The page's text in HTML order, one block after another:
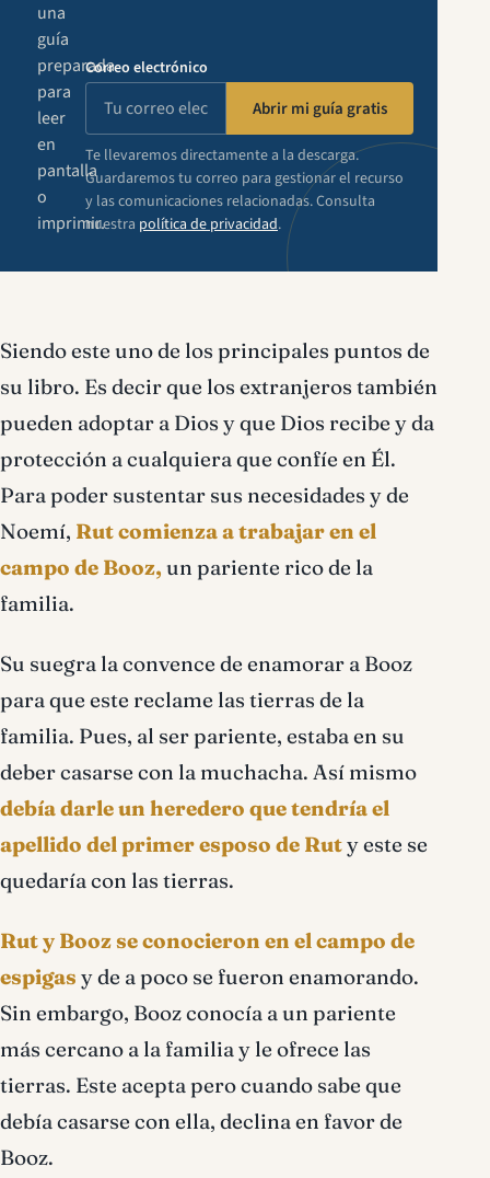
una
guía
preparada
para
leer
en
pantalla
o
imprimir.
Correo electrónico
Abrir mi guía gratis
Te llevaremos directamente a la descarga.
Guardaremos tu correo para gestionar el recurso
y las comunicaciones relacionadas. Consulta
nuestra política de privacidad.
Siendo este uno de los principales puntos de
su libro. Es decir que los extranjeros también
pueden adoptar a Dios y que Dios recibe y da
protección a cualquiera que confíe en Él.
Para poder sustentar sus necesidades y de
Noemí, Rut comienza a trabajar en el
campo de Booz, un pariente rico de la
familia.
Su suegra la convence de enamorar a Booz
para que este reclame las tierras de la
familia. Pues, al ser pariente, estaba en su
deber casarse con la muchacha. Así mismo
debía darle un heredero que tendría el
apellido del primer esposo de Ruty este se
quedaría con las tierras.
Rut y Booz se conocieron en el campo de
espigas y de a poco se fueron enamorando.
Sin embargo, Booz conocía a un pariente
más cercano a la familia y le ofrece las
tierras. Este acepta pero cuando sabe que
debía casarse con ella, declina en favor de
Booz.